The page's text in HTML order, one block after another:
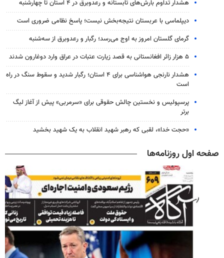
هشدار تداوم بارش‌های تابستانه و رعدوبرق در ۴ استان تا چهارشنبه
دیپلماسی با عربستان نتیجه‌بخش نیست؛ پاسخ نظامی ضروری است
گرمای گلستان امروز به اوج می‌رسد؛ رگبار و رعدوبرق از سه‌شنبه
۵ هزار زائر افغانستانی به قصد زیارت عتبات در عراق وارد دوغارون شدند
هشدار نارنجی هواشناسی برای ۴ استان؛ رگبار شدید و سقوط سنگ در راه
است
پرسپولیس و نخستین چالش حقوقی برای «سرمربی» پیش از آغاز لیگ
برتر
«حجت خدا»، لقبی که رهبر شهید انقلاب به یک شهید بخشید
صفحه اول روزنامه‌ها